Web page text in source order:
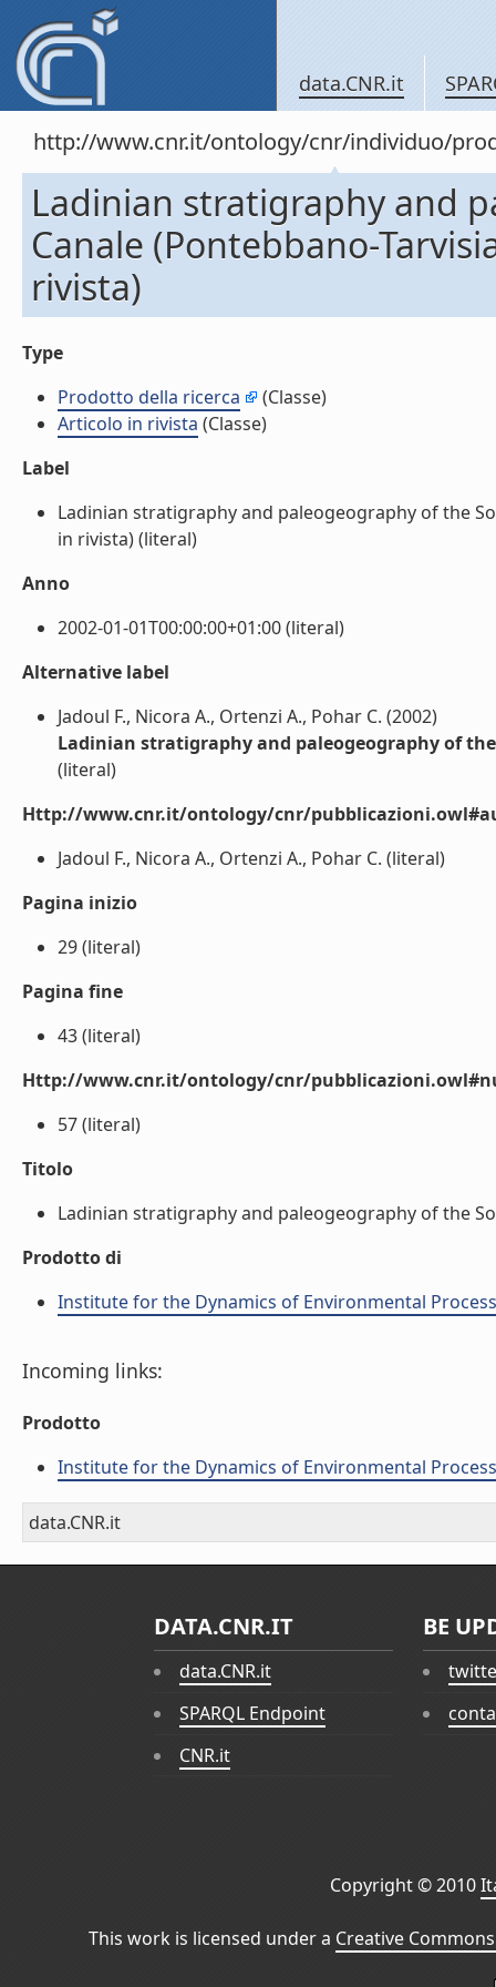
data.CNR.it
http://www.cnr.it/ontology/cnr/individuo/
Ladinian stratigraphy and
Canale (Pontebbano-
rivista)
Type
Prodotto della ricerca
(Classe)
Articolo in rivista (Classe)
Label
Ladinian stratigraphy and paleogeography of the
in rivista) (literal)
Anno
2002-01-01T00:00:00+01:00 (literal)
Alternative label
Jadoul F., Nicora A., Ortenzi A., Pohar C. (2002)
Ladinian stratigraphy and paleogeography of
(literal)
Http://www.cnr.it/ontology/cnr/
Jadoul F., Nicora A., Ortenzi A., Pohar C. (literal)
Pagina inizio
29 (literal)
Pagina fine
43 (literal)
Http://www.cnr.it/ontology/cnr/
57 (literal)
Titolo
Ladinian stratigraphy and paleogeography of the
Prodotto di
Institute for the Dynamics of Environmental
Incoming links:
Prodotto
Institute for the Dynamics of Environmental
data.CNR.it
DATA.CNR.IT
data.CNR.it
SPARQL Endpoint
CNR.it
BE
Copyright © 2010
This work is licensed under a Creative